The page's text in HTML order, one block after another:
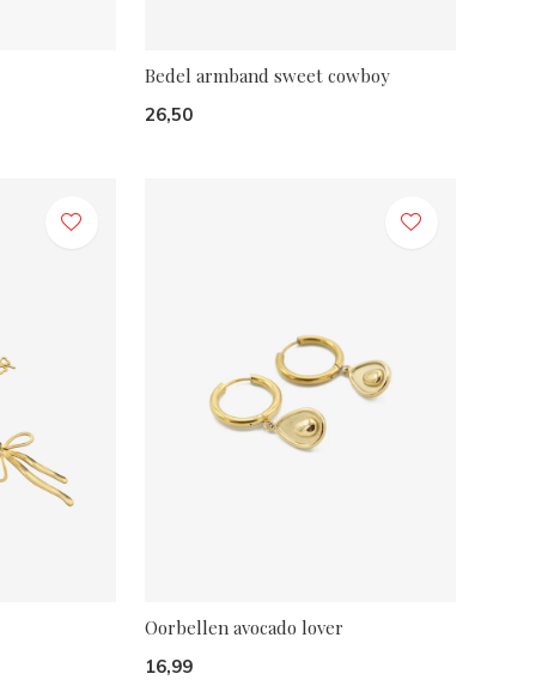
Bedel armband sweet cowboy
26,50
Oorbellen avocado lover
16,99